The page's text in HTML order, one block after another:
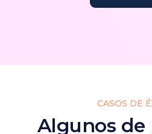
CASOS DE
Algunos de